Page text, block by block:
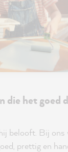
die het goed
belooft. Bij ons
prettig en